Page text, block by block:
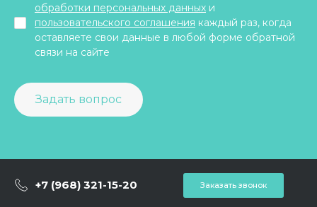
Задать вопрос
обработки персональных данных и
пользовательского соглашения каждый раз, когда
оставляете свои данные в любой форме обратной
связи на сайте
+7 (968) 321-15-20 Заказать звонок